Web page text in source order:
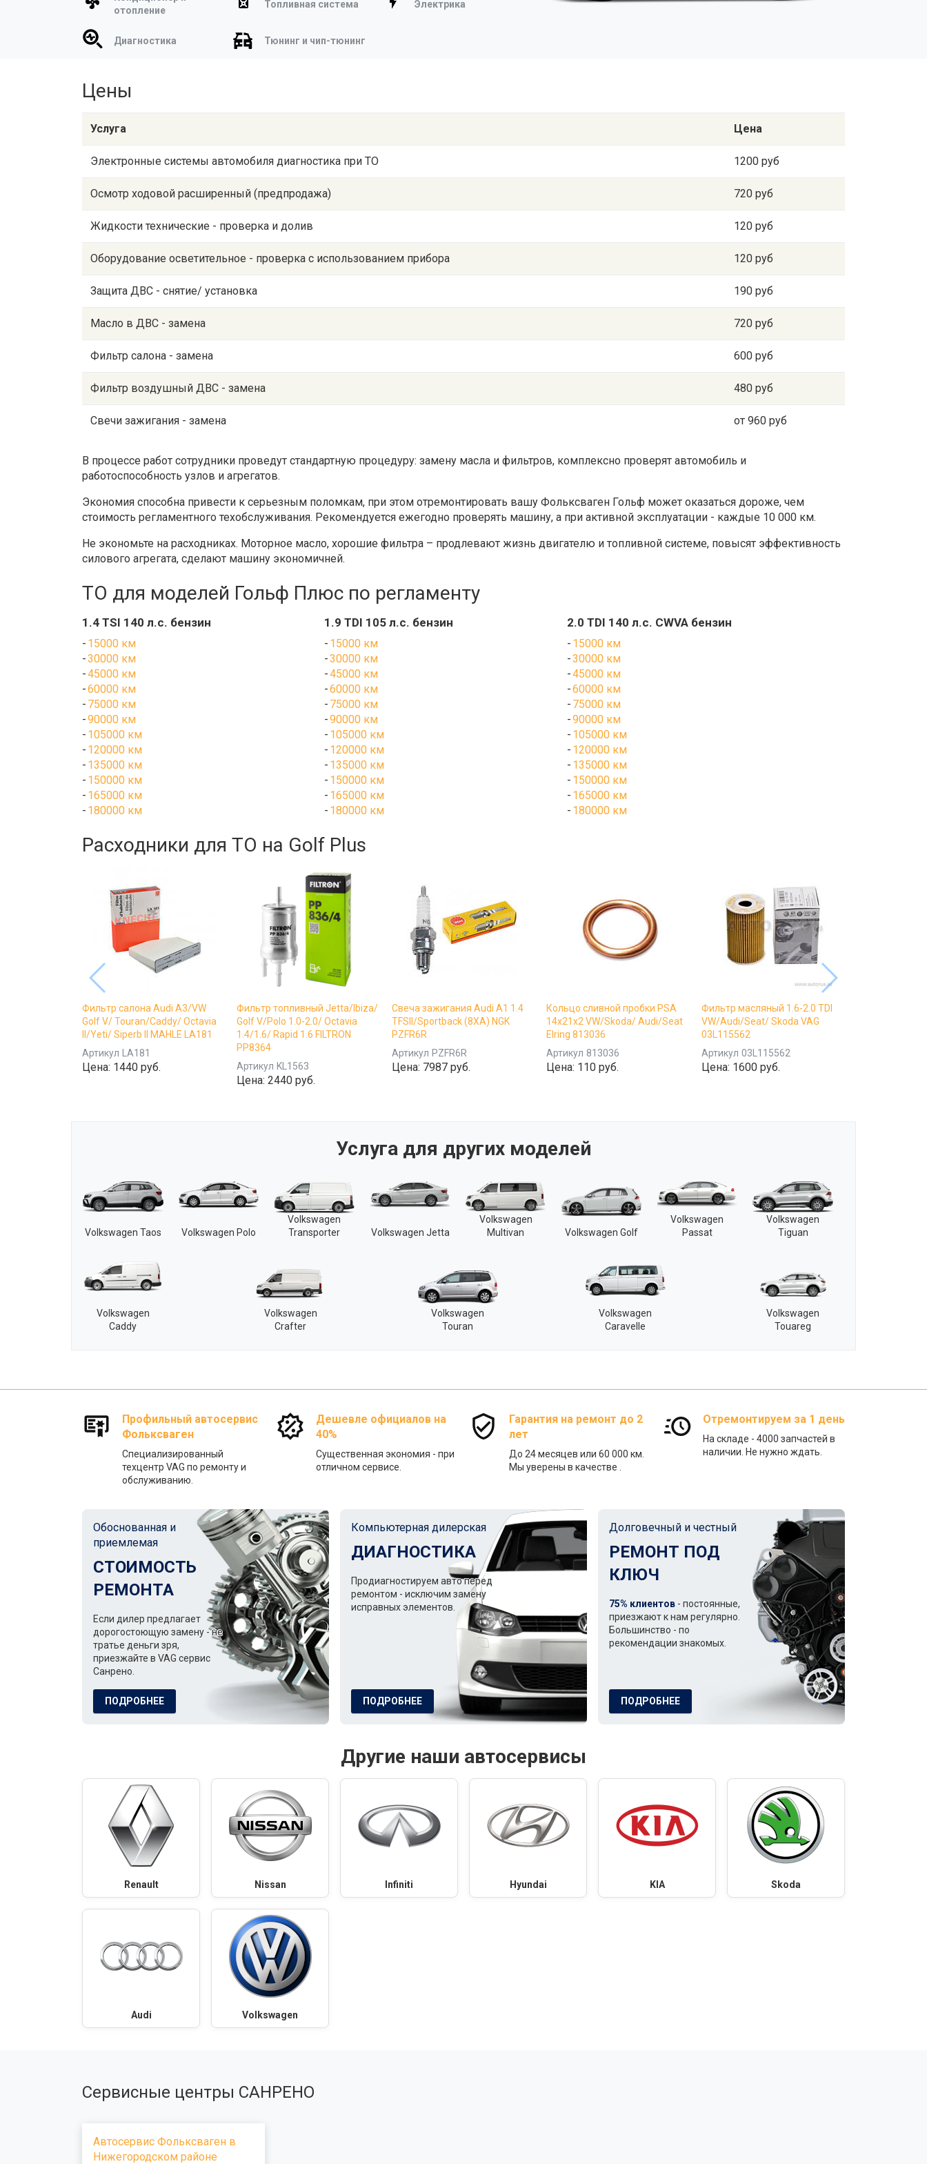
отопление
Топливная система Электрика
Диагностика Тюнинг и чип-тюнинг
Цены
Услуга Цена
Электронные системы автомобиля диагностика при ТО 1200 руб
Осмотр ходовой расширенный (предпродажа) 720 руб
Жидкости технические - проверка и долив 120 руб
Оборудование осветительное - проверка с использованием прибора 120 руб
Защита ДВС - снятие/ установка 190 руб
Масло в ДВС - замена 720 руб
Фильтр салона - замена 600 руб
Фильтр воздушный ДВС - замена 480 руб
Свечи зажигания - замена от 960 руб
В процессе работ сотрудники проведут стандартную процедуру: замену масла и фильтров, комплексно проверят автомобиль и
работоспособность узлов и агрегатов.
Экономия способна привести к серьезным поломкам, при этом отремонтировать вашу Фольксваген Гольф может оказаться дороже, чем
стоимость регламентного техобслуживания. Рекомендуется ежегодно проверять машину, а при активной эксплуатации - каждые 10 000 км.
Не экономьте на расходниках. Моторное масло, хорошие фильтра – продлевают жизнь двигателю и топливной системе, повысят эффективность
силового агрегата, сделают машину экономичней.
ТО для моделей Гольф Плюс по регламенту
1.4 TSI 140 л.с. бензин
15000 км
30000 км
45000 км
60000 км
75000 км
90000 км
105000 км
120000 км
135000 км
150000 км
165000 км
180000 км
1.9 TDI 105 л.с. бензин
15000 км
30000 км
45000 км
60000 км
75000 км
90000 км
105000 км
120000 км
135000 км
150000 км
165000 км
180000 км
2.0 TDI 140 л.с. CWVA бензин
15000 км
30000 км
45000 км
60000 км
75000 км
90000 км
105000 км
120000 км
135000 км
150000 км
165000 км
180000 км
Расходники для ТО на Golf Plus
Фильтр салона Audi A3/VW
Golf V/ Touran/Caddy/ Octavia
II/Yeti/ Siperb II MAHLE LA181
Артикул
LA181
Цена: 1440 руб.
Фильтр топливный Jetta/Ibiza/
Golf V/Polo 1.0-2.0/ Octavia
1.4/1.6/ Rapid 1.6 FILTRON
PP8364
Артикул KL1563
Цена: 2440 руб.
Свеча зажигания Audi A1 1.4
TFSII/Sportback (8XA) NGK
PZFR6R
Артикул PZFR6R
Цена: 7987 руб.
Кольцо сливной пробки PSA
14x21x2 VW/Skoda/ Audi/Seat
Elring 813036
Артикул 813036
Цена: 110 руб.
Фильтр масляный 1.6-2.0 TDI
VW/Audi/Seat/ Skoda VAG
03L115562
Артикул 03L115562
Цена: 1600 руб.
Услуга для других моделей
Volkswagen Taos Volkswagen Polo
Volkswagen
Transporter
Volkswagen Jetta
Volkswagen
Multivan
Volkswagen Golf
Volkswagen
Passat
Volkswagen
Tiguan
Volkswagen
Caddy
Volkswagen
Crafter
Volkswagen
Touran
Volkswagen
Caravelle
Volkswagen
Touareg
Профильный автосервис
Фольксваген
Специализированный
техцентр VAG по ремонту и
обслуживанию.
Дешевле официалов на
40%
Существенная экономия - при
отличном сервисе.
Гарантия на ремонт до 2
лет
До 24 месяцев или 60 000 км.
Мы уверены в качестве .
Отремонтируем за 1 день
На складе - 4000 запчастей в
наличии. Не нужно ждать.
Обоснованная и
приемлемая
СТОИМОСТЬ
РЕМОНТА
Если дилер предлагает
дорогостоющую замену - не
тратье деньги зря,
приезжайте в VAG сервис
Санрено.
ПОДРОБНЕЕ
Компьютерная дилерская
ДИАГНОСТИКА
Продиагностируем авто перед
ремонтом - исключим замену
исправных элементов.
ПОДРОБНЕЕ
Долговечный и честный
РЕМОНТ ПОД
КЛЮЧ
75% клиентов - постоянные,
приезжают к нам регулярно.
Большинство - по
рекомендации знакомых.
ПОДРОБНЕЕ
Другие наши автосервисы
Renault Nissan Infiniti Hyundai KIA Skoda
Audi Volkswagen
Сервисные центры САНРЕНО
Автосервис Фольксваген в
Нижегородском районе